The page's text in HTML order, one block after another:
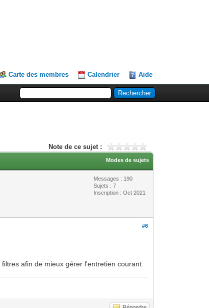
Carte des membres Calendrier Aide
Note de ce sujet :
Modes de sujets
Messages : 190
Sujets : 7
Inscription : Oct 2021
#6
afin de mieux gérer l'entretien courant.